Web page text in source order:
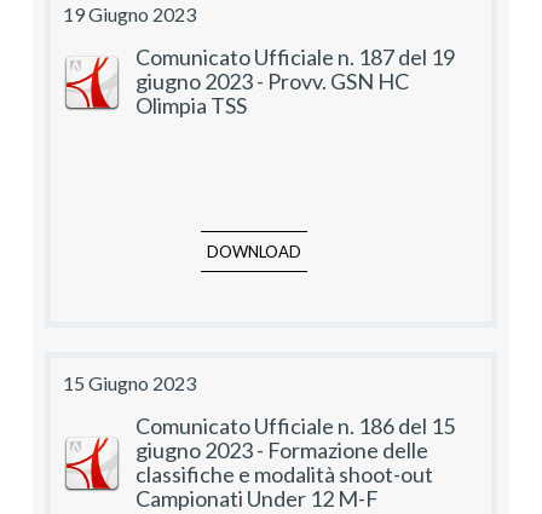
19 Giugno 2023
Comunicato Ufficiale n. 187 del 19
giugno 2023 - Provv. GSN HC
Olimpia TSS
DOWNLOAD
15 Giugno 2023
Comunicato Ufficiale n. 186 del 15
giugno 2023 - Formazione delle
classifiche e modalità shoot-out
Campionati Under 12 M-F